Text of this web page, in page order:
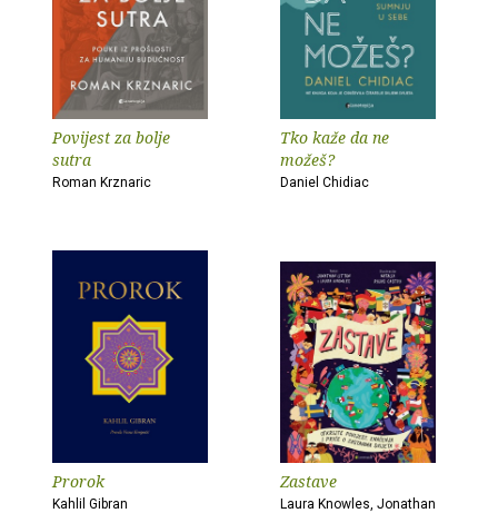
Povijest za bolje
sutra
Roman Krznaric
Tko kaže da ne
možeš?
Daniel Chidiac
Prorok
Kahlil Gibran
Zastave
Laura Knowles, Jonathan